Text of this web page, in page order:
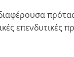
επενδυτικές